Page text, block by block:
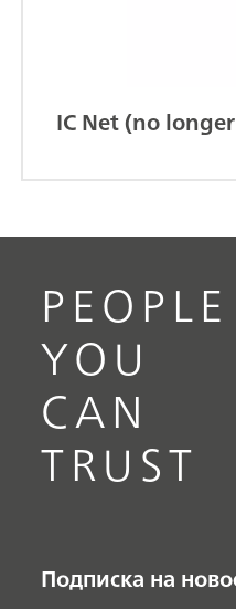
IC Net (no
PEOPLE
YOU
CAN
TRUST
Подписка на